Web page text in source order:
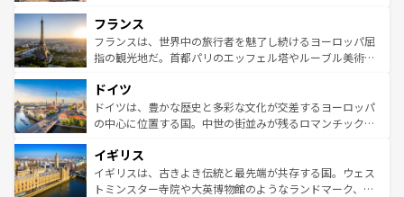
ませてくれるイタリアで、忘れられない旅をしてみよう！
なお、新着のイタリア情報はコンテンツ一覧 を参照してほ
しい。
文化が根付くこの国では、情熱的なフラメンコ、熱気あふ
れる闘牛、そして美味しいタパスが生活の一部となってい
る。首都マドリードの洗練された雰囲気や、バルセロナの
の城塞都市、穏やかなビーチリゾートまで多彩な表情を見
せる。地方によって風土や気候が異なるスペインはその個
性で訪れる人を魅了する。 なお、新着のスペイン情報はコ
フランス
フランスは、世界中の旅行者を魅了し続けるヨーロッパ屈
指の観光地だ。首都パリのエッフェル塔やルーブル美術館
で、幅広い魅力が詰まっている。華麗な宮殿、歴史的な大
聖堂、美しいビーチ、そして豊かな自然が、訪れる者を心
から魅了する。また、フランスは美食の国としても知ら
いる。シャンパンの発祥地であるランス、プロヴァンスの
香り高いラベンダー畑など、多彩な楽しみ方が可能だ。さ
らに、パリ以外の地域にも魅力が溢れており、どの街角に
ドイツ
ドイツは、豊かな歴史と多彩な文化が交差するヨーロッパ
の中心に位置する国。中世の街並みが残るロマンチック街
顔を持つこの国は、どこを歩いても飽きることがない。ベ
ルリンの文化的活気、バイエルン州のアルプスの絶景、そ
してライン川沿いのワイン畑といった風景は必見。ビール
イギリス
イギリスは、古きよき伝統と最先端が共存する国。ウェス
トミンスター寺院や大英博物館のようなランドマーク、歴